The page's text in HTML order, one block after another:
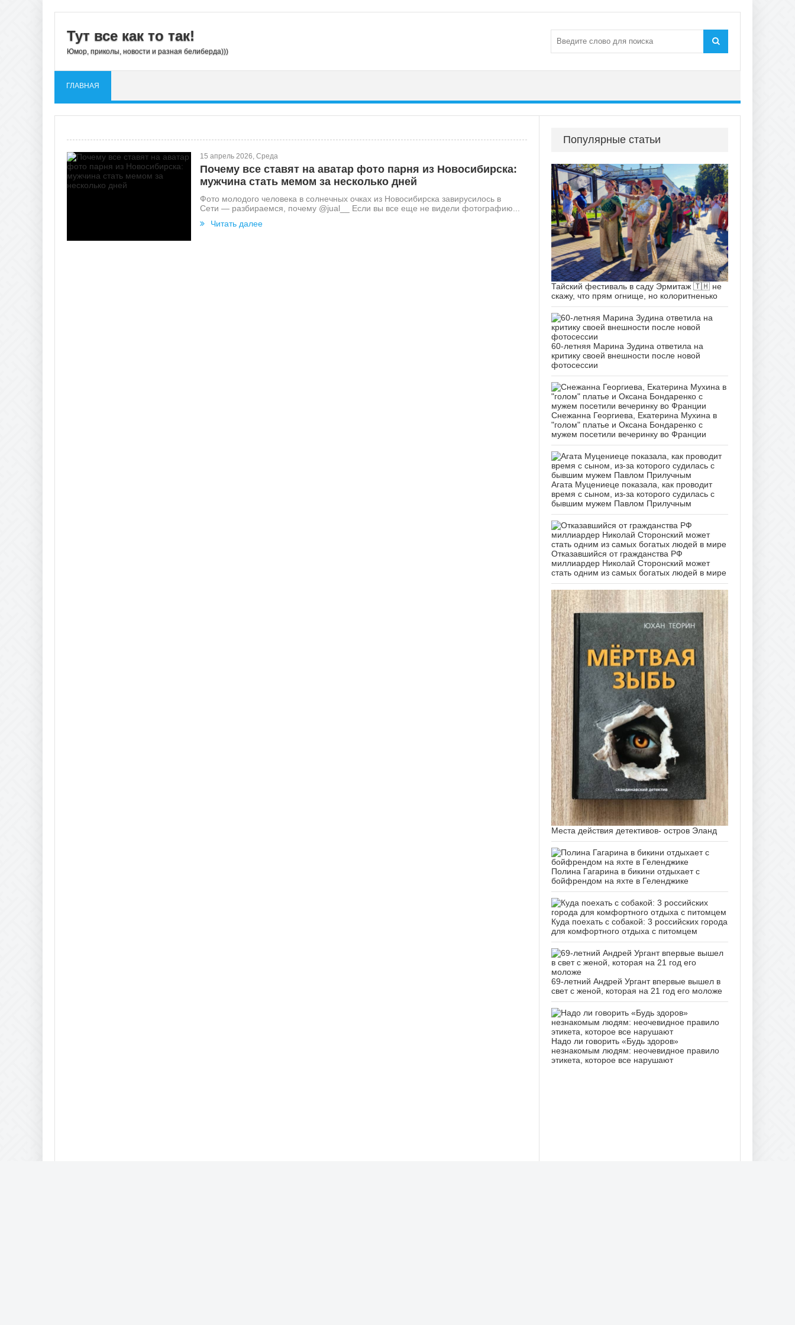
Тут все как то так!
Юмор, приколы, новости и разная белиберда)))
ГЛАВНАЯ
15 апрель 2026, Среда
Почему все ставят на аватар фото парня из Новосибирска:
мужчина стать мемом за несколько дней
Фото молодого человека в солнечных очках из Новосибирска завирусилось в
Сети — разбираемся, почему @jual__ Если вы все еще не видели фотографию...
Читать далее
Популярные статьи
Тайский фестиваль в саду Эрмитаж 🇹🇭 не
скажу, что прям огнище, но колоритненько
60-летняя Марина Зудина ответила на
критику своей внешности после новой
фотосессии
Снежанна Георгиева, Екатерина Мухина в
"голом" платье и Оксана Бондаренко с
мужем посетили вечеринку во Франции
Агата Муцениеце показала, как проводит
время с сыном, из-за которого судилась с
бывшим мужем Павлом Прилучным
Отказавшийся от гражданства РФ
миллиардер Николай Сторонский может
стать одним из самых богатых людей в мире
Места действия детективов- остров Эланд
Полина Гагарина в бикини отдыхает с
бойфрендом на яхте в Геленджике
Куда поехать с собакой: 3 российских города
для комфортного отдыха с питомцем
69-летний Андрей Ургант впервые вышел в
свет с женой, которая на 21 год его моложе
Надо ли говорить «Будь здоров»
незнакомым людям: неочевидное правило
этикета, которое все нарушают